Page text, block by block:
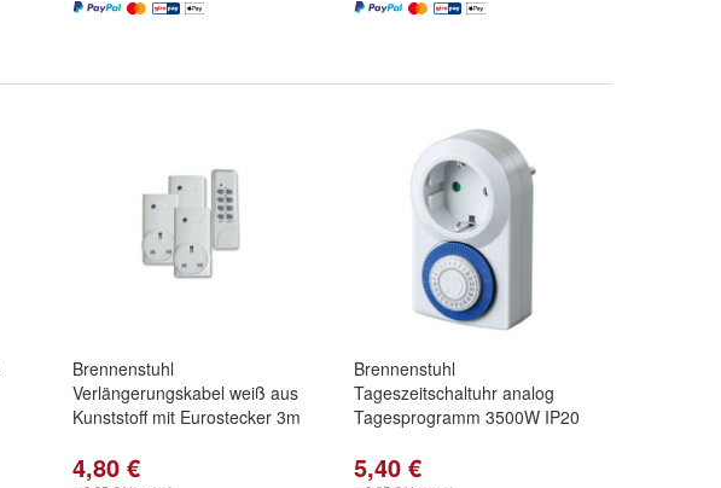
Brennenstuhl
Verlängerungskabel weiß aus
Kunststoff mit Eurostecker 3m
4,80 €
Brennenstuhl
Tageszeitschaltuhr analog
Tagesprogramm 3500W IP20
5,40 €